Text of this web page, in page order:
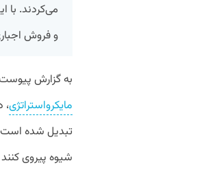
می‌کردند. با
و فروش
به گزارش
مایکرواستراتژی
تبدیل شده است.
شیوه پیروی